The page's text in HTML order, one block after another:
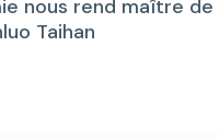
nous rend maître
Taihan